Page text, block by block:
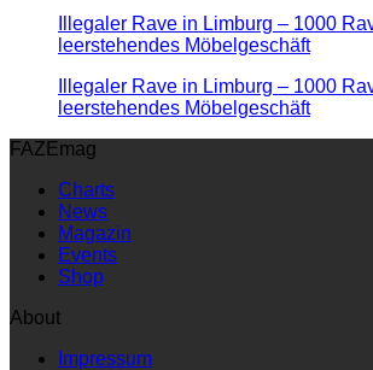
Illegaler Rave in Limburg – 1000
leerstehendes Möbelgeschäft
Illegaler Rave in Limburg – 1000
leerstehendes Möbelgeschäft
FAZEmag
Charts
News
Magazin
Events
Shop
About
Impressum